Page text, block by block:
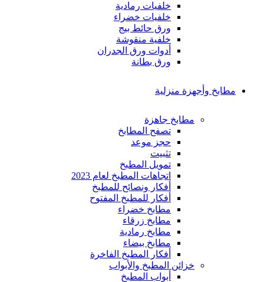
خلفيات رمادية
خلفيات خضراء
ورق حائط بيج
خلفية منقوشة
أدوات ورق الجدران
ورق بطانة
مطابخ وأجهزة منزلية
مطابخ جاهزة
تصفح المطابخ
حجز موعد
تثبيت
تمويل المطبخ
اتجاهات المطبخ لعام 2023
أفكار ونصائح للمطبخ
أفكار للمطبخ المفتوح
مطابخ خضراء
مطابخ زرقاء
مطابخ رمادية
مطابخ بيضاء
أفكار المطبخ الفاخرة
خزائن المطبخ والأبواب
أبواب المطبخ